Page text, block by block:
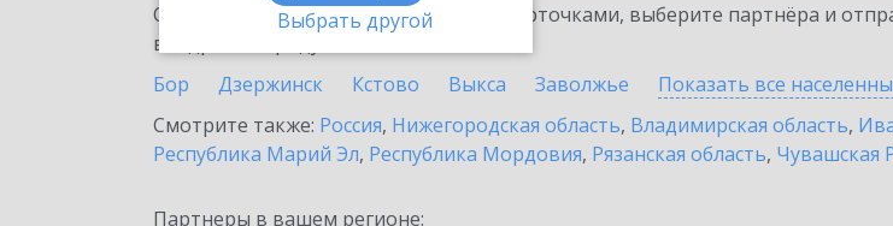
Выбрать другой
Ознакомьтесь с информационными карточками, выберите партнёра и
внедрение продукта.
Бор
Дзержинск Кстово Выкса Заволжье Показать все
Смотрите также: Россия, Нижегородская область, Владимирская область,
Республика Марий Эл, Республика Мордовия, Рязанская область, Чувашская
Партнеры в вашем регионе: